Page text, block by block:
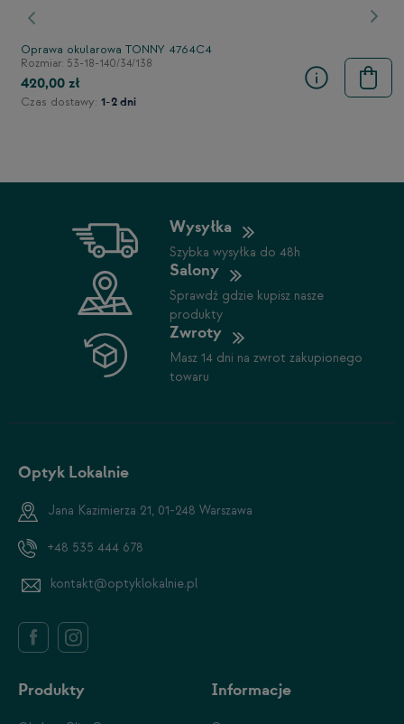
Poprzedni
Oprawa okularowa TONNY 4764C4
Rozmiar: 53-18-140/34/138
420,00 zł
Czas dostawy: 1-2 dni
Wysyłka
Szybka wysyłka do 48h
Salony
Sprawdź gdzie kupisz nasze
produkty
Zwroty
Masz 14 dni na zwrot zakupionego
towaru
Optyk Lokalnie
Jana Kazimierza 21, 01-248 Warszawa
+48 535 444 678
kontakt@optyklokalnie.pl
Produkty Informacje